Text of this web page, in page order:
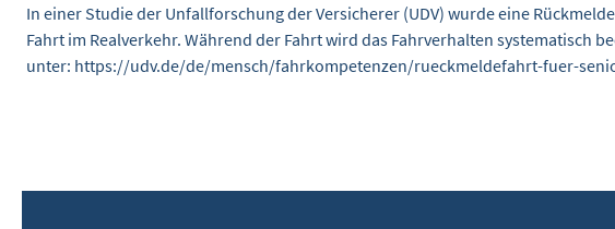
In einer Studie der Unfallforschung der Versicherer (UDV) wurde eine
Fahrt im Realverkehr. Während der Fahrt wird das Fahrverhalten
unter: https://udv.de/de/mensch/fahrkompetenzen/rueckmeldefahrt-fuer-